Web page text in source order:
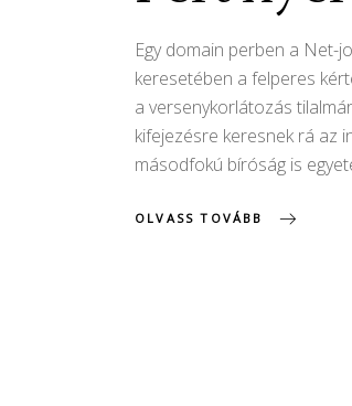
Egy domain perben a Net-
keresetében a felperes
a versenykorlátozás
kifejezésre keresnek rá az
másodfokú bíróság is
OLVASS TOVÁBB